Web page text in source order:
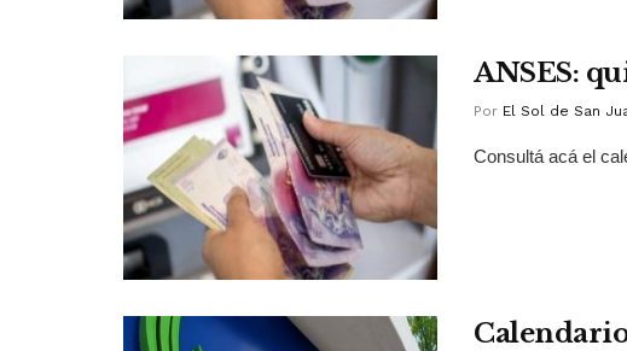
ANSES:
Por El Sol de San
Consultá acá el